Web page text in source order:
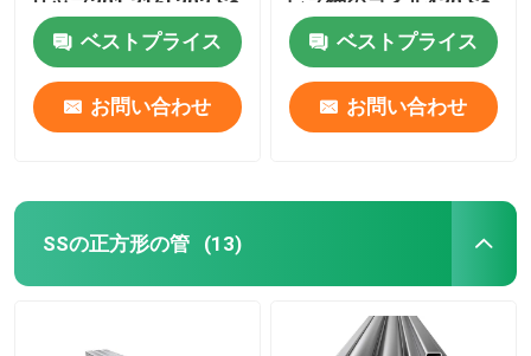
304のコイルを冷間圧
延したベストプライス
お問い合わせ
のコイル202を磨いた
ベストプライス
お問い合わせ
SSの正方形の管 (13)